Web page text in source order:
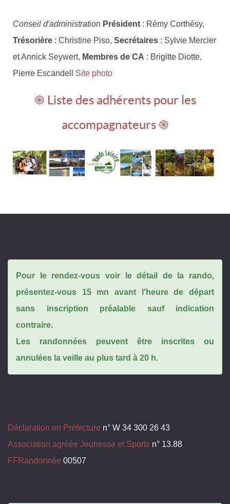
Conseil d'administration Président : Rémy Corthésy,
Trésorière : Christine Piso, Secrétaires : Sylvie Mercier
et Annick Seywert, Membres de CA : Brigitte Diotte,
Pierre Escandell Site photo
֎ Liste des adhérents pour les
accompagnateurs ֎
Pour le rendez-vous voir le détail de la rando,
présentez-vous 15 mn avant l'heure de départ
sans inscription préalable sauf indication
contraire.
Les randonnées peuvent être inscrites ou
annulées la veille au plus tard à 20 h.
Déclaration en Préfecture n° W 34 300 26 43
Association agréée Jeunesse et Sports n° 13.88
FFRandonnée 00507